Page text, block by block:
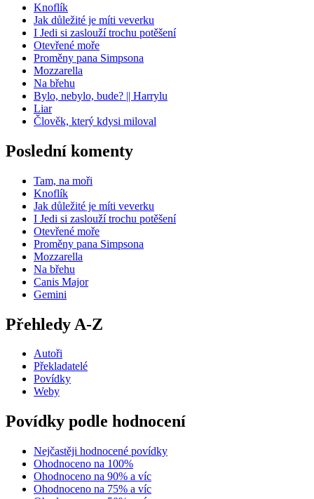
Knoflík
Jak důležité je míti veverku
I Jedi si zaslouží trochu potěšení
Otevřené moře
Proměny pana Simpsona
Mozzarella
Na břehu
Bylo, nebylo, bude? || Harrylu
Liar
Člověk, který kdysi miloval
Poslední komenty
Tam, na moři
Knoflík
Jak důležité je míti veverku
I Jedi si zaslouží trochu potěšení
Otevřené moře
Proměny pana Simpsona
Mozzarella
Na břehu
Canis Major
Gemini
Přehledy A-Z
Autoři
Překladatelé
Povídky
Weby
Povídky podle hodnocení
Nejčastěji hodnocené povídky
Ohodnoceno na 100%
Ohodnoceno na 90% a víc
Ohodnoceno na 75% a víc